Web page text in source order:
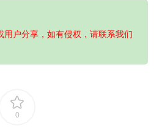
用户分享，如有侵权，请联系我们
0